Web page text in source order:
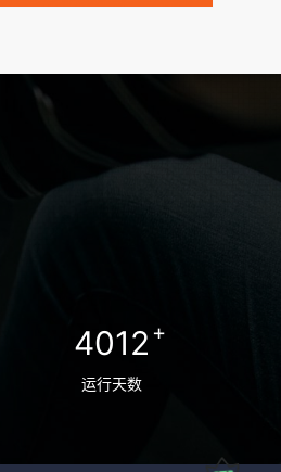
生殖障碍或异常问题。此
需要无严重的遗传病史、
者需要进行全面的传染病
丙肝、HIV、梅毒等。这些
者未携带任何可传染给受
药物与生活习惯：捐赠者需
者、非吸烟者、非吸毒
能影响卵子质量的药物，
避孕植入物。 学历与心理
分卵子库对捐赠者的学历
不是绝对的筛选条件。 心
4012 +
运行天数